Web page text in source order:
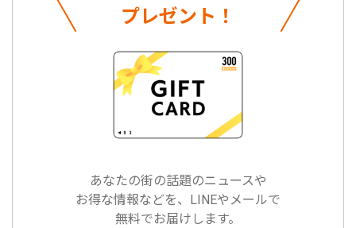
プレゼント！
あなたの街の話題のニュースや
お得な情報などを、LINEやメールで
無料でお届けします。